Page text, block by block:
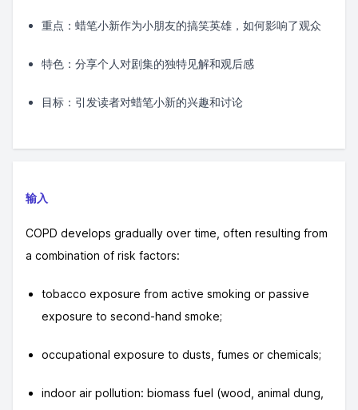
重点：蜡笔小新作为小朋友的搞笑英雄，如何影响了观众
特色：分享个人对剧集的独特见解和观后感
目标：引发读者对蜡笔小新的兴趣和讨论
输入
COPD develops gradually over time, often resulting from
a combination of risk factors:
tobacco exposure from active smoking or passive
exposure to second-hand smoke;
occupational exposure to dusts, fumes or chemicals;
indoor air pollution: biomass fuel (wood, animal dung,